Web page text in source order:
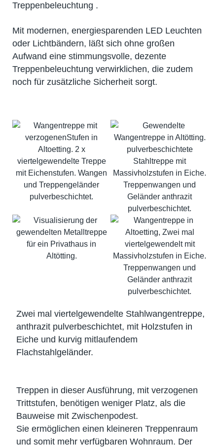
Treppenbeleuchtung .
Mit modernen, energiesparenden LED Leuchten
oder Lichtbändern, läßt sich ohne großen
Aufwand eine stimmungsvolle, dezente
Treppenbeleuchtung verwirklichen, die zudem
noch für zusätzliche Sicherheit sorgt.
Zwei mal viertelgewendelte Stahlwangentreppe,
anthrazit pulverbeschichtet, mit Holzstufen in
Eiche und kurvig mitlaufendem
Flachstahlgeländer.
Treppen in dieser Ausführung, mit verzogenen
Trittstufen, benötigen weniger Platz, als die
Bauweise mit Zwischenpodest.
Sie ermöglichen einen kleineren Treppenraum
und somit mehr verfügbaren Wohnraum. Der